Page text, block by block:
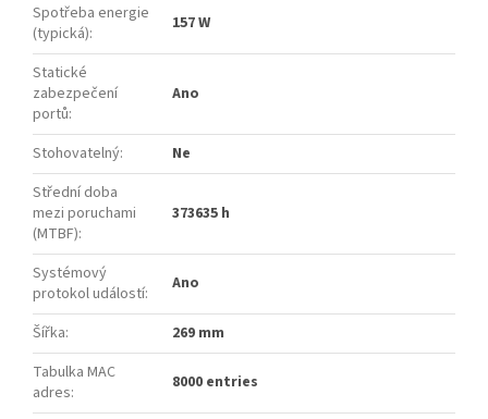
Spotřeba energie
(typická): 157 W
Statické
zabezpečení
portů:
Ano
Stohovatelný:
Ne
Střední doba
mezi poruchami
(MTBF):
373635 h
Systémový
protokol událostí: Ano
Šířka:
269 mm
Tabulka MAC
adres: 8000 entries